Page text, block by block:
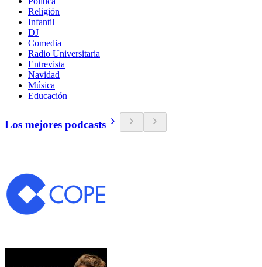
Religión
Infantil
DJ
Comedia
Radio Universitaria
Entrevista
Navidad
Música
Educación
Los mejores podcasts